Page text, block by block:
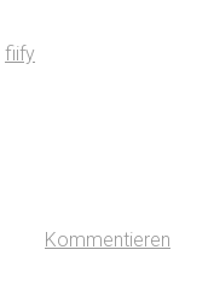
fiify
Kommentieren